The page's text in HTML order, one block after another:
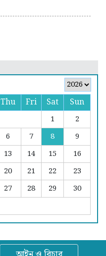
Thu Fri Sat Sun
1
2
6 7 8
9
13 14 15
16
20 21 22
23
27 28 29
30